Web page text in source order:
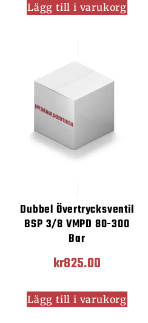
Lägg till i varukorg
Dubbel Övertrycksventil
BSP 3/8 VMPD 80-300
Bar
kr825.00
Lägg till i varukorg